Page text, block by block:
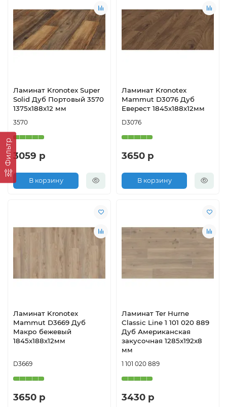
Фильтр
Ламинат Kronotex Super
Solid Дуб Портовый 3570
1375х188х12 мм
3570
3059 р
В корзину
Ламинат Kronotex
Mammut D3076 Дуб
Еверест 1845х188х12мм
D3076
3650 р
В корзину
Ламинат Kronotex
Mammut D3669 Дуб
Макро бежевый
1845х188х12мм
D3669
3650 р
Ламинат Ter Hurne
Classic Line 1 101 020 889
Дуб Американская
закусочная 1285x192x8
мм
1 101 020 889
3430 р